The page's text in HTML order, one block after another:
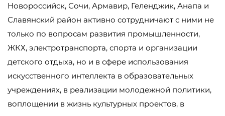
Новороссийск, Сочи, Армавир, Геленджик, Анапа и
Славянский район активно сотрудничают с ними не
только по вопросам развития промышленности,
ЖКХ, электротранспорта, спорта и организации
детского отдыха, но и в сфере использования
искусственного интеллекта в образовательных
учреждениях, в реализации молодежной политики,
воплощении в жизнь культурных проектов, в